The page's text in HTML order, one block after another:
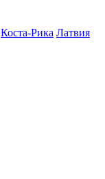
Коста-Рика Латвия